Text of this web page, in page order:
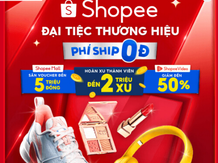
Công ty TNHH Eyeplus Online
Địa chỉ: Số 81, ngõ 68, đường Cầu Giấy, Tổ 05, Phường Quan
Hoa, Quận Cầu Giấy, TP Hà Nội, Việt Nam
SĐT: 0981 448 766
Email:hotro@timviec.com.vn
VỀ CHÚNG TÔI
News.timviec.com.vn là website cung cấp thông tin liên quan đến
nhân sự, nghề nghiệp do Timviec.com.vn vận hành nhằm giúp
doanh nghiệp, nhân sự tuyển dụng, người đi làm, người tìm việc